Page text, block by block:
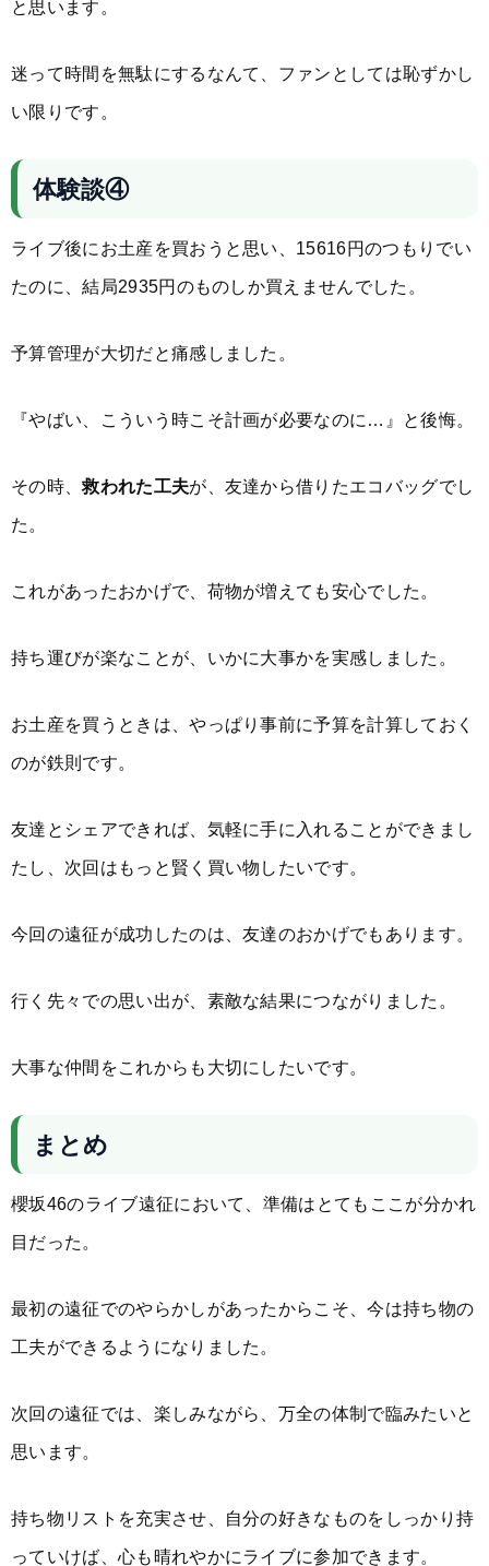
と思います。
迷って時間を無駄にするなんて、ファンとしては恥ずかし
い限りです。
体験談④
ライブ後にお土産を買おうと思い、15616円のつもりでい
たのに、結局2935円のものしか買えませんでした。
予算管理が大切だと痛感しました。
『やばい、こういう時こそ計画が必要なのに…』と後悔。
その時、救われた工夫が、友達から借りたエコバッグでし
た。
これがあったおかげで、荷物が増えても安心でした。
持ち運びが楽なことが、いかに大事かを実感しました。
お土産を買うときは、やっぱり事前に予算を計算しておく
のが鉄則です。
友達とシェアできれば、気軽に手に入れることができまし
たし、次回はもっと賢く買い物したいです。
今回の遠征が成功したのは、友達のおかげでもあります。
行く先々での思い出が、素敵な結果につながりました。
大事な仲間をこれからも大切にしたいです。
まとめ
櫻坂46のライブ遠征において、準備はとてもここが分かれ
目だった。
最初の遠征でのやらかしがあったからこそ、今は持ち物の
工夫ができるようになりました。
次回の遠征では、楽しみながら、万全の体制で臨みたいと
思います。
持ち物リストを充実させ、自分の好きなものをしっかり持
っていけば、心も晴れやかにライブに参加できます。